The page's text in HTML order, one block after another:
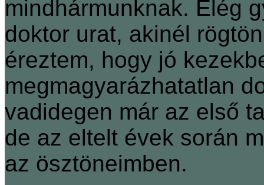
mindhármunknak. Elég
doktor urat, akinél
éreztem, hogy jó
megmagyarázhatatlan
vadidegen már az első
de az eltelt évek során
az ösztöneimben.